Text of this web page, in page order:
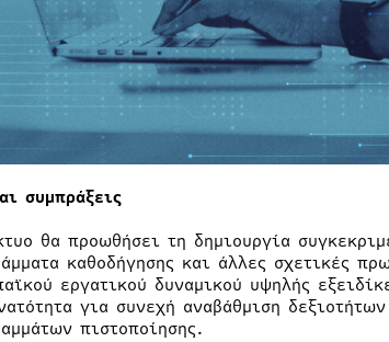
συμπράξεις
θα προωθήσει τη δημιουργία
καθοδήγησης και άλλες σχετικές
εργατικού δυναμικού υψηλής
για συνεχή αναβάθμιση
πιστοποίησης.